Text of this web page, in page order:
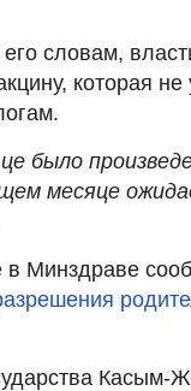
словам,
которая
было
месяце
Минздраве
Касым-